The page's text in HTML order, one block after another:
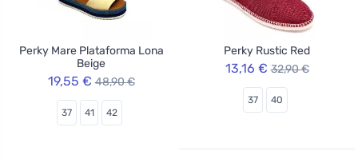
Perky Mare Plataforma Lona
Beige
19,55 € 48,90 €
37 41 42
Perky Rustic Red
13,16 € 32,90 €
37 40